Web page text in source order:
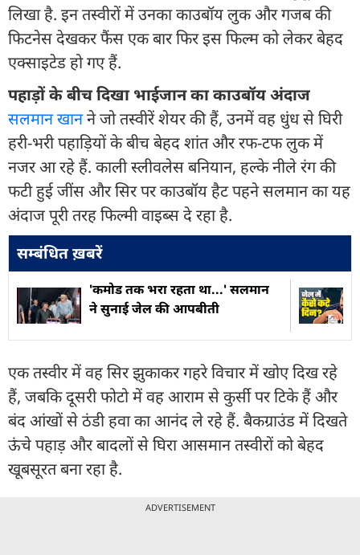
लिखा है. इन तस्वीरों में उनका काउबॉय लुक और गजब की
फिटनेस देखकर फैंस एक बार फिर इस फिल्म को लेकर बेहद
एक्साइटेड हो गए हैं.
पहाड़ों के बीच दिखा भाईजान का काउबॉय अंदाज
सलमान खानने जो तस्वीरें शेयर की हैं, उनमें वह धुंध से घिरी
हरी-भरी पहाड़ियों के बीच बेहद शांत और रफ-टफ लुक में
नजर आ रहे हैं. काली स्लीवलेस बनियान, हल्के नीले रंग की
फटी हुई जींस और सिर पर काउबॉय हैट पहने सलमान का यह
अंदाज पूरी तरह फिल्मी वाइब्स दे रहा है.
सम्बंधित ख़बरें
'कमोड तक भरा रहता था...' सलमान
ने सुनाई जेल की आपबीती
एक तस्वीर में वह सिर झुकाकर गहरे विचार में खोए दिख रहे
हैं, जबकि दूसरी फोटो में वह आराम से कुर्सी पर टिके हैं और
बंद आंखों से ठंडी हवा का आनंद ले रहे हैं. बैकग्राउंड में दिखते
ऊंचे पहाड़ और बादलों से घिरा आसमान तस्वीरों को बेहद
खूबसूरत बना रहा है.
ADVERTISEMENT